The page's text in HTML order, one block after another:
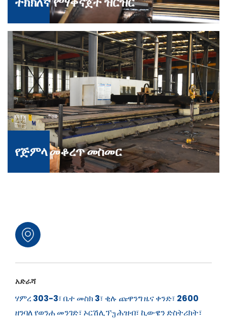
የጅምላ መቆረጥ መስመር
አድራሻ
ሃምረ 303-3፣ ቤተ መስክ 3፣ ቂሉ ጩዋንግ ዜና ቀንድ፣ 2600
ዘንባለ የወንሐ መንገድ፣ ኦርሽሊፕუ ሕዝብ፣ ኪውዌን ድስትሪክት፣